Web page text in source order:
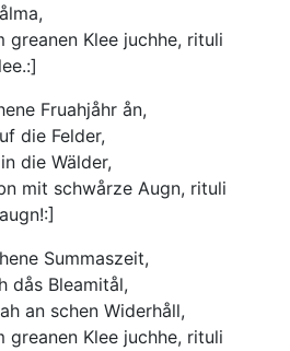
greanen Klee juchhe, rituli
Fruahjåhr ån,
die Felder,
die Wälder,
mit schwårze Augn, rituli
Summaszeit,
dås Bleamitål,
an schen Widerhåll,
greanen Klee juchhe, rituli